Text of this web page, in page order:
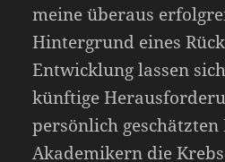
meine überaus
Hintergrund eines
Entwicklung lassen
künftige
persönlich
Akademikern die